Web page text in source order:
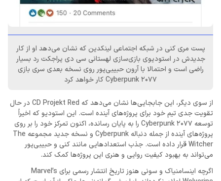
پست مری کنی در شبکه اجتماعی لینکدین که نشان می‌دهد او از کار
جدیدش در استودیوی بازی‌سازی لهستانی سی دی پراجکت رد بسیار
راضی است و احتمالا با آرون حبیبی‌پور روی نسخه بعدی سری بازی
Cyberpunk 2077 کار خواهد کرد
از سوی دیگر، این جابجایی‌ها نشان می‌دهد که CD Projekt Red در حال
تقویت جدی تیم خود برای پروژه‌های آینده است. این استودیو که اخیراً
توسعه Cyberpunk 2077 را به پایان رسانده، اکنون تمرکز خود را بر روی
پروژه‌های آینده از جمله دنباله Cyberpunk و نسخه جدید مجموعه The
Witcher قرار داده است. جذب استعدادهایی مانند کنی و حبیبی‌پور
می‌تواند به بهبود کیفیت روایی و هنری این پروژه‌ها کمک کند.
اگرچه اینسامنیاک و سونی هنوز تاریخ انتشار رسمی برای Marvel’s